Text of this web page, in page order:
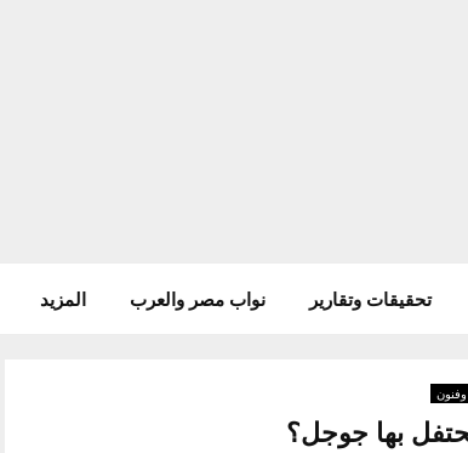
تحقيقات وتقارير نواب مصر والعرب المزيد
وفنون
بها جوجل؟